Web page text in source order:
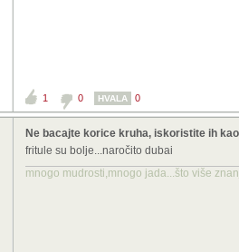
1 0 HVALA 0
Ne bacajte korice kruha, iskoristite ih
fritule su bolje...naročito dubai
mnogo mudrosti,mnogo jada...što više